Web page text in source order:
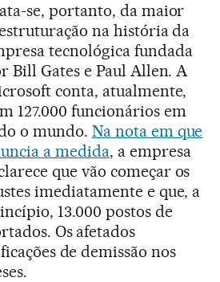
se, portanto, da maior
na história da
tecnológica fundada
Bill Gates e Paul Allen. A
conta, atualmente,
127.000 funcionários em
o mundo. Na nota em que
a medida, a empresa
que vão começar os
imediatamente e que, a
13.000 postos de
Os afetados
de demissão nos